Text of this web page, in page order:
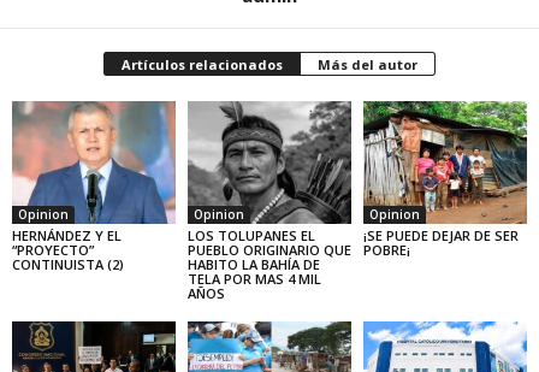
Artículos relacionados Más del autor
Opinion
HERNÁNDEZ Y EL
“PROYECTO”
CONTINUISTA (2)
Opinion
LOS TOLUPANES EL
PUEBLO ORIGINARIO QUE
HABITO LA BAHÍA DE
TELA POR MAS 4 MIL
AÑOS
Opinion
¡SE PUEDE DEJAR DE SER
POBRE¡